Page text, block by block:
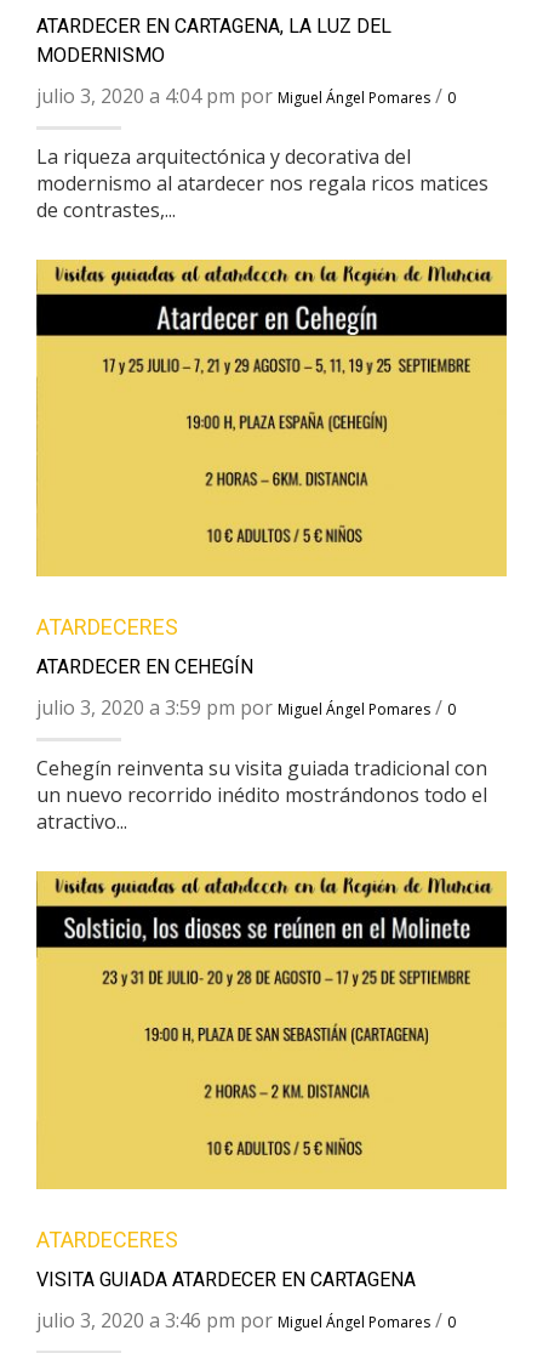
ATARDECER EN CARTAGENA, LA LUZ DEL
MODERNISMO
julio 3, 2020 a 4:04 pm por Miguel Ángel Pomares / 0
La riqueza arquitectónica y decorativa del
modernismo al atardecer nos regala ricos matices
de contrastes,...
ATARDECERES
ATARDECER EN CEHEGÍN
julio 3, 2020 a 3:59 pm por Miguel Ángel Pomares / 0
Cehegín reinventa su visita guiada tradicional con
un nuevo recorrido inédito mostrándonos todo el
atractivo...
ATARDECERES
VISITA GUIADA ATARDECER EN CARTAGENA
julio 3, 2020 a 3:46 pm por Miguel Ángel Pomares / 0